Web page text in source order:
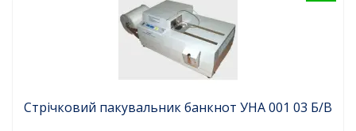
Стрічковий пакувальник банкнот УНА 001 03 Б/В